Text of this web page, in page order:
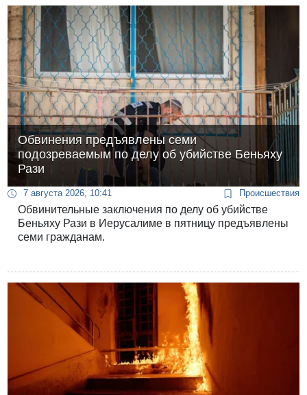
Обвинения предъявлены семи
подозреваемым по делу об убийстве Беньяху
Рази
7 августа 2026, 10:41 Происшествия
Обвинительные заключения по делу об убийстве
Беньяху Рази в Иерусалиме в пятницу предъявлены
семи гражданам.